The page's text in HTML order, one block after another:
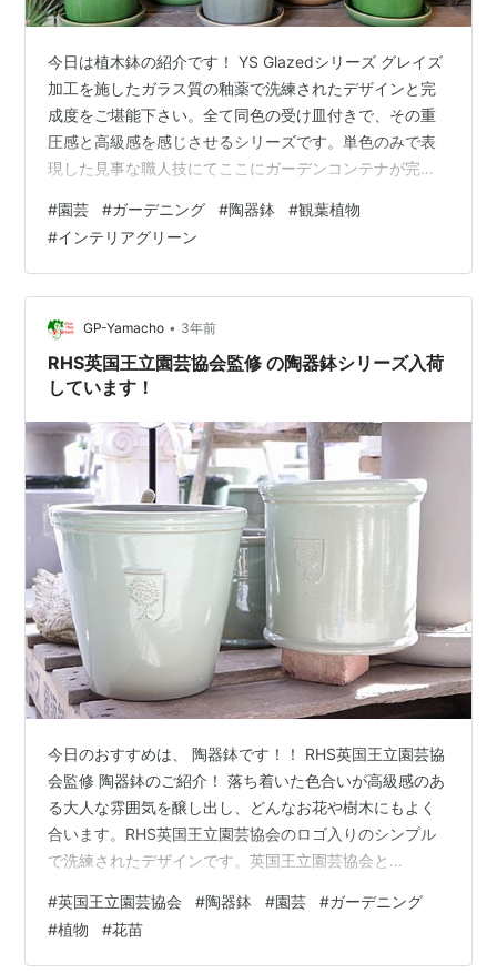
今日は植木鉢の紹介です！ YS Glazedシリーズ グレイズ
加工を施したガラス質の釉薬で洗練されたデザインと完
成度をご堪能下さい。全て同色の受け皿付きで、その重
圧感と高級感を感じさせるシリーズです。単色のみで表
現した見事な職人技にてここにガーデンコンテナが完成
サイズありまして Sサイズ D14cm×H12.5cm Ｍサイズ
D16cm×H15cm になります！！ カラーも5色あります♪
もちろんオンラインでも販売しています！！ リンク 他に
もいろんな室内向けの陶器鉢入ってますので 見に来てく
ださいね♪(*^_^*) www.youtube…
#園芸 #ガーデニング #陶器鉢 #観葉植物
#インテリアグリーン
GP-Yamacho • 3年前
RHS英国王立園芸協会監修 の陶器鉢シリーズ入荷
しています！
今日のおすすめは、 陶器鉢です！！ RHS英国王立園芸協
会監修 陶器鉢のご紹介！ 落ち着いた色合いが高級感のあ
る大人な雰囲気を醸し出し、どんなお花や樹木にもよく
合います。RHS英国王立園芸協会のロゴ入りのシンプル
で洗練されたデザインです。英国王立園芸協会と
て設立された、世界の園芸と進歩と普及を目的とした特
別公益法人です。 ぜひ特別な1鉢にしてください♪ 色は3
色♪ ミントグリーン♪ 形は２つ！ S/M/Lがあります！
#英国王立園芸協会 #陶器鉢 #園芸 #ガーデニング
#植物 #花苗